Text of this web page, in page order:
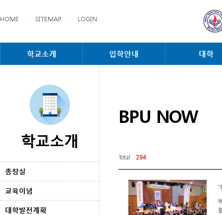
HOME · SITEMAP · LOGIN
학교소개 입학안내 대학
학교소개
총장실
교육이념
대학발전계획
BPU NOW
Total : 294